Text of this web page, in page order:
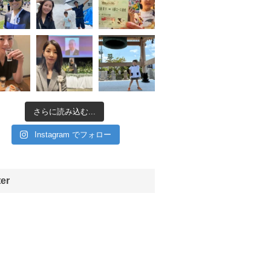
さらに読み込む...
Instagram でフォロー